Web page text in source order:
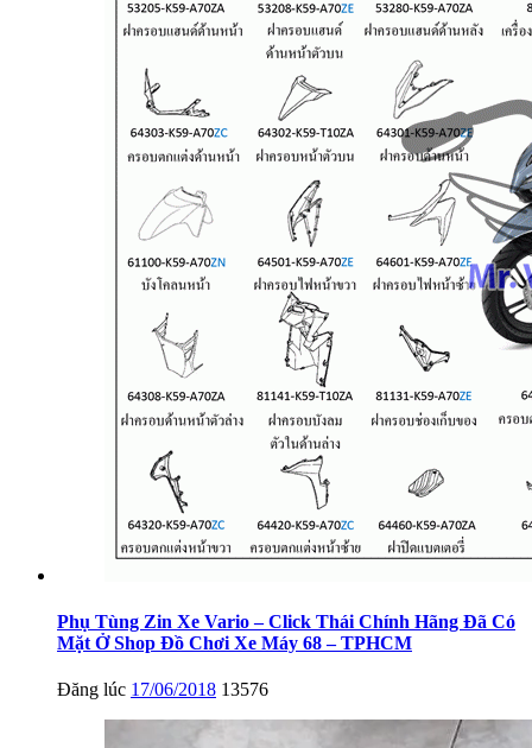
Phụ Tùng Zin Xe Vario – Click Thái Chính Hãng Đã Có
Mặt Ở Shop Đồ Chơi Xe Máy 68 – TPHCM
Đăng lúc 17/06/2018 13576